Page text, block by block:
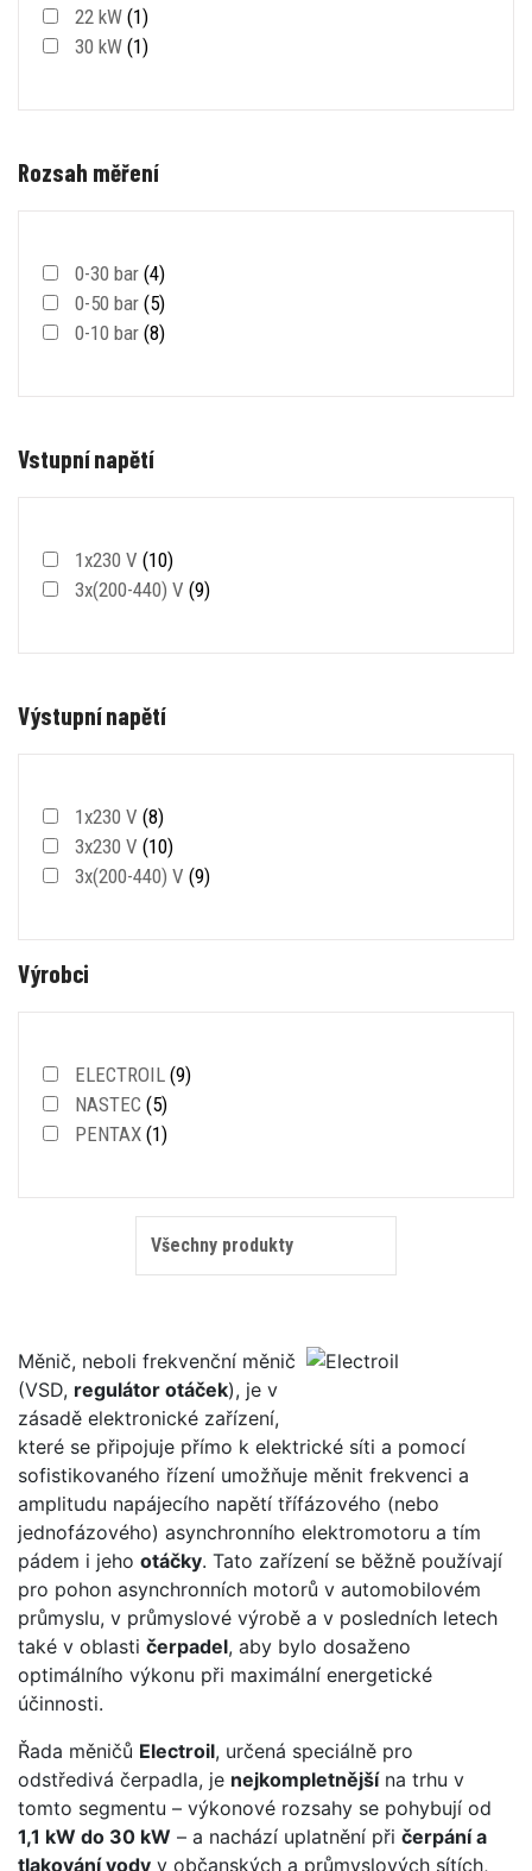
22 kW (1)
30 kW (1)
Rozsah měření
0-30 bar (4)
0-50 bar (5)
0-10 bar (8)
Vstupní napětí
1x230 V (10)
3x(200-440) V (9)
Výstupní napětí
1x230 V (8)
3x230 V (10)
3x(200-440) V (9)
Výrobci
ELECTROIL (9)
NASTEC (5)
PENTAX (1)
Měnič, neboli frekvenční měnič
(VSD, regulátor otáček), je v
zásadě elektronické zařízení,
které se připojuje přímo k elektrické síti a pomocí
sofistikovaného řízení umožňuje měnit frekvenci a
amplitudu napájecího napětí třífázového (nebo
jednofázového) asynchronního elektromotoru a tím
pádem i jeho otáčky. Tato zařízení se běžně používají
pro pohon asynchronních motorů v automobilovém
průmyslu, v průmyslové výrobě a v posledních letech
také v oblasti čerpadel, aby bylo dosaženo
optimálního výkonu při maximální energetické
účinnosti.
Řada měničů Electroil, určená speciálně pro
odstředivá čerpadla, je nejkompletnějšína trhu v
tomto segmentu – výkonové rozsahy se pohybují od
1,1 kW do 30 kW – a nachází uplatnění při čerpání a
tlakování vody v občanských a průmyslových sítích,